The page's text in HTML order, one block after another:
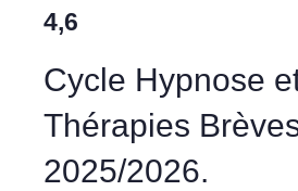
4,6
Cycle Hypnose
Thérapies
2025/2026.